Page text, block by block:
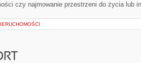
czy najmowanie przestrzeni do życia lub